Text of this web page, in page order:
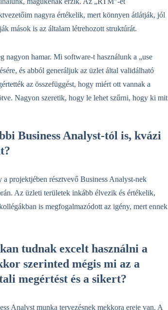
nagyra értékelik, mert könnyen átlátják, jól
mások is az általam létrehozott struktúrát.
nagyon hamar. Mi software-t használunk a „use
és abból generáljuk az üzlet által validálható
az összefüggést, hogy miért ott vannak a
Nagyon szeretik, hogy le lehet szűrni, hogy ki mit
Business Analyst-tól is, kvázi
projektjében résztvevő Business Analyst-nek
Az üzleti területek inkább élvezik és értékelik,
is megfogalmazódott az igény, mert ennek
tudnak excelt használni a
szerinted mégis mi az a
megértést és a sikert?
Analyst munka tervezésnek mekkora ereje van. A